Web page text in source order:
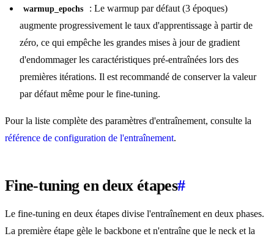
warmup_epochs
: Le warmup par défaut (3 époques)
augmente progressivement le taux d'apprentissage à partir de
zéro, ce qui empêche les grandes mises à jour de gradient
d'endommager les caractéristiques pré-entraînées lors des
premières itérations. Il est recommandé de conserver la valeur
par défaut même pour le fine-tuning.
Pour la liste complète des paramètres d'entraînement, consulte la
référence de configuration de l'entraînement.
Fine-tuning en deux étapes#
Le fine-tuning en deux étapes divise l'entraînement en deux phases.
La première étape gèle le backbone et n'entraîne que le neck et la